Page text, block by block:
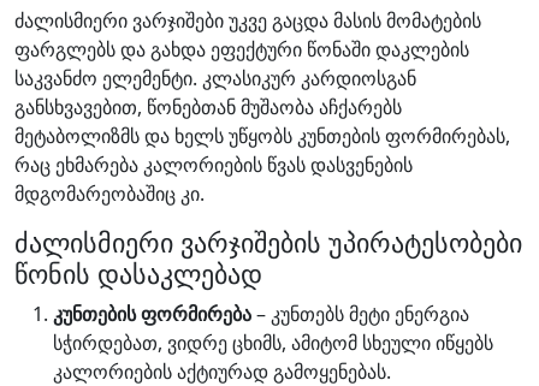
ძალისმიერი ვარჯიშები უკვე გაცდა მასის მომატების
ფარგლებს და გახდა ეფექტური წონაში დაკლების
საკვანძო ელემენტი. კლასიკურ კარდიოსგან
განსხვავებით, წონებთან მუშაობა აჩქარებს
მეტაბოლიზმს და ხელს უწყობს კუნთების ფორმირებას,
რაც ეხმარება კალორიების წვას დასვენების
მდგომარეობაშიც კი.
ძალისმიერი ვარჯიშების უპირატესობები
წონის დასაკლებად
კუნთების ფორმირება– კუნთებს მეტი ენერგია
სჭირდებათ, ვიდრე ცხიმს, ამიტომ სხეული იწყებს
კალორიების აქტიურად გამოყენებას.